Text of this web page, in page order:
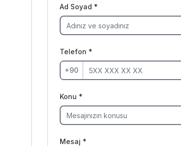
Ad Soyad *
Telefon *
Konu *
Mesaj *